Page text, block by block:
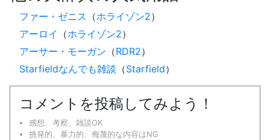
ファー・ゼニス （ホライゾン2）
アーロイ
（ホライゾン2）
アーサー・モーガン （RDR2）
Starfieldなんでも雑談 （Starfield）
コメントを投稿してみよう！
感想、考察、雑談OK
挑発的、暴力的、侮蔑的な内容はNG